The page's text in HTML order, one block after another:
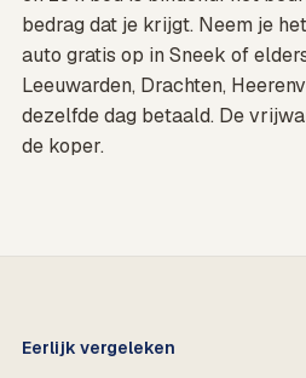
bedrag dat je krijgt. Neem je
auto gratis op in Sneek of
Leeuwarden, Drachten,
dezelfde dag betaald. De
de koper.
Eerlijk vergeleken